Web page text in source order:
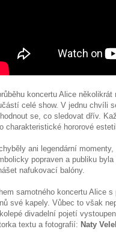
koncertu Alice
celé show. V jednu chvíli
se, co sledovat dřív.
charakteristické hororové
ani legendární
popraven a publiku
nafukovací balóny.
samotného koncertu Alice
své kapely. Vůbec to však
divadelní pojetí
textu a fotografií: Naty